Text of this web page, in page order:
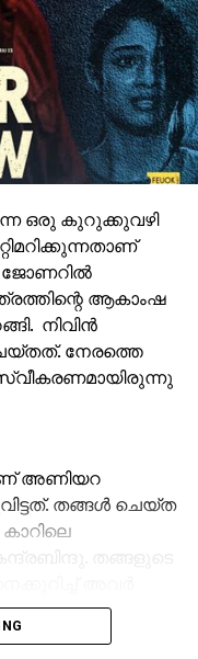
ഒരു കുറുക്കുവഴി
ജോണറില്‍
ആകാംഷ
നിവിന്‍
നേരത്തെ
സ്വീകരണമായിരുന്നു
അണിയറ
തങ്ങള്‍ ചെയ്ത
തങ്ങളുടെ
പറയുന്ന